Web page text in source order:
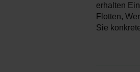
erhalten
Flotten,
Sie